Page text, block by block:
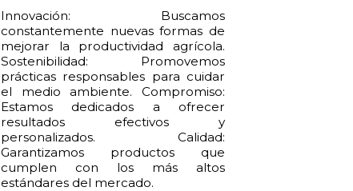
Innovación: Buscamos
constantemente nuevas formas de
mejorar la productividad agrícola.
Sostenibilidad: Promovemos
prácticas responsables para cuidar
el medio ambiente. Compromiso:
Estamos dedicados a ofrecer
resultados efectivos y
personalizados. Calidad:
Garantizamos productos que
cumplen con los más altos
estándares del mercado.